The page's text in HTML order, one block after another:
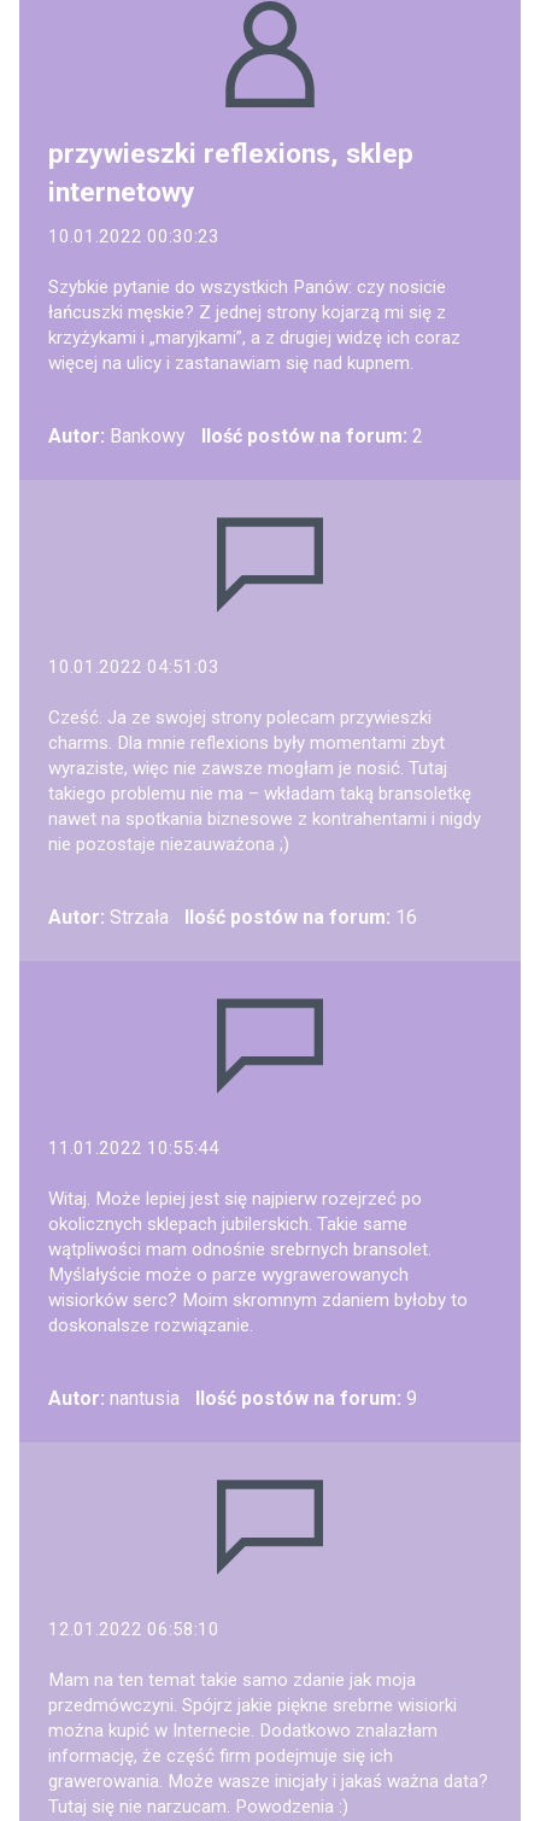
przywieszki reflexions, sklep
internetowy
10.01.2022 00:30:23
Szybkie pytanie do wszystkich Panów: czy nosicie
łańcuszki męskie? Z jednej strony kojarzą mi się z
krzyżykami i „maryjkami”, a z drugiej widzę ich coraz
więcej na ulicy i zastanawiam się nad kupnem.
Autor: Bankowy Ilość postów na forum: 2
10.01.2022 04:51:03
Cześć. Ja ze swojej strony polecam przywieszki
charms. Dla mnie reflexions były momentami zbyt
wyraziste, więc nie zawsze mogłam je nosić. Tutaj
takiego problemu nie ma – wkładam taką bransoletkę
nawet na spotkania biznesowe z kontrahentami i nigdy
nie pozostaje niezauważona ;)
Autor: Strzała Ilość postów na forum: 16
11.01.2022 10:55:44
Witaj. Może lepiej jest się najpierw rozejrzeć po
okolicznych sklepach jubilerskich. Takie same
wątpliwości mam odnośnie srebrnych bransolet.
Myślałyście może o parze wygrawerowanych
wisiorków serc? Moim skromnym zdaniem byłoby to
doskonalsze rozwiązanie.
Autor: nantusia Ilość postów na forum: 9
12.01.2022 06:58:10
Mam na ten temat takie samo zdanie jak moja
przedmówczyni. Spójrz jakie piękne srebrne wisiorki
można kupić w Internecie. Dodatkowo znalazłam
informację, że część firm podejmuje się ich
grawerowania. Może wasze inicjały i jakaś ważna data?
Tutaj się nie narzucam. Powodzenia :)